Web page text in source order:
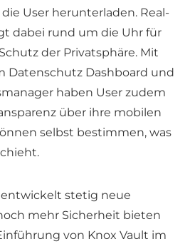
User herunterladen. Real-
dabei rund um die Uhr für
der Privatsphäre. Mit
Datenschutz Dashboard und
haben User zudem
über ihre mobilen
selbst bestimmen, was
stetig neue
mehr Sicherheit bieten
von Knox Vault im